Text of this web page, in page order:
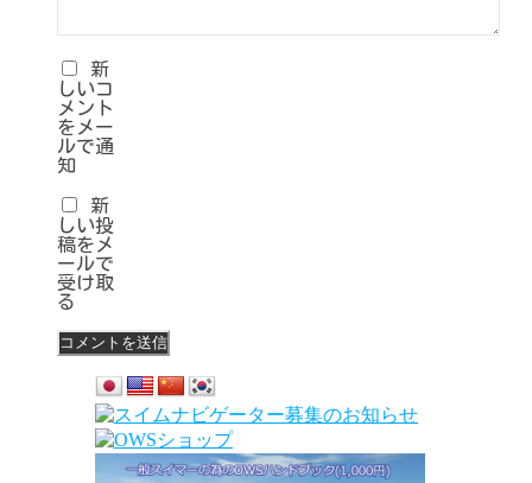
新
しいコ
メント
をメー
ルで通
知
新
しい投
稿をメ
ールで
受け取
る